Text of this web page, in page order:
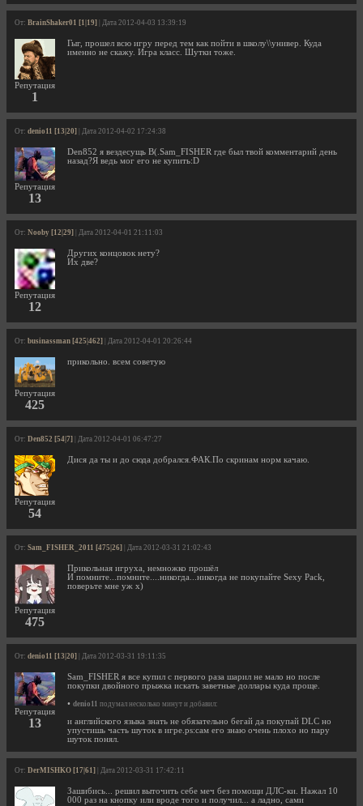
От: BrainShaker01 [1|19] | Дата 2012-04-03 13:39:19
Репутация
1
Гыг, прошел всю игру перед тем как пойти в школу\\универ. Куда
именно не скажу. Игра класс. Шутки тоже.
От: denio11 [13|20] | Дата 2012-04-02 17:24:38
Репутация
13
Den852 я вездесущь В(.Sam_FISHER где был твой комментарий день
назад?Я ведь мог его не купить:D
От: Nooby [12|29] | Дата 2012-04-01 21:11:03
Репутация
12
Других концовок нету?
Их две?
От: businassman [425|462] | Дата 2012-04-01 20:26:44
Репутация
425
прикольно. всем советую
От: Den852 [54|7] | Дата 2012-04-01 06:47:27
Репутация
54
Дися да ты и до сюда добрался.ФАК.По скринам норм качаю.
От: Sam_FISHER_2011 [475|26] | Дата 2012-03-31 21:02:43
Репутация
475
Прикольная игруха, немножко прошёл
И помните...помните....никогда...никогда не покупайте Sexy Pack,
поверьте мне уж x)
От: denio11 [13|20] | Дата 2012-03-31 19:11:35
Репутация
13
Sam_FISHER я все купил с первого раза шарил не мало но после
покупки двойного прыжка искать заветные доллары куда проще.
• denio11 подумал несколько минут и добавил:
и английского языка знать не обязательно бегай да покупай DLC но
упустишь часть шуток в игре.ps:сам его знаю очень плохо но пару
шуток понял.
От: DerMISHKO [17|61] | Дата 2012-03-31 17:42:11
Зашибись... решил выточить себе меч без помощи ДЛС-ки. Нажал 10
000 раз на кнопку или вроде того и получил... а ладно, сами